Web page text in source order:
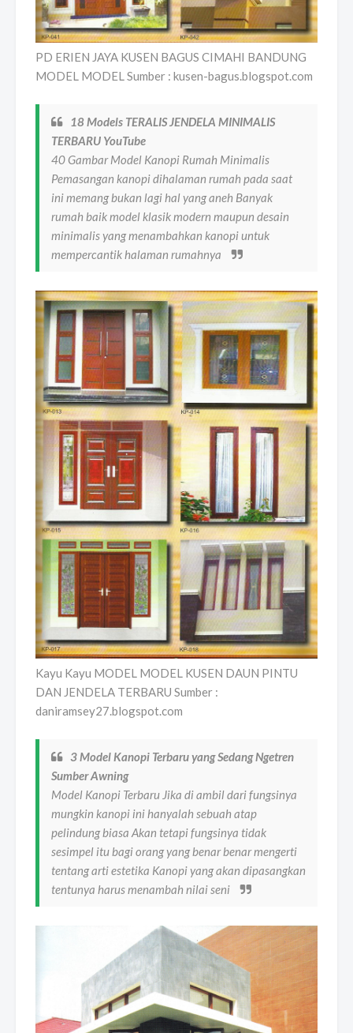
PD ERIEN JAYA KUSEN BAGUS CIMAHI BANDUNG
MODEL MODEL Sumber : kusen-bagus.blogspot.com
18 Models TERALIS JENDELA MINIMALIS
TERBARU YouTube
40 Gambar Model Kanopi Rumah Minimalis
Pemasangan kanopi dihalaman rumah pada saat
ini memang bukan lagi hal yang aneh Banyak
rumah baik model klasik modern maupun desain
minimalis yang menambahkan kanopi untuk
mempercantik halaman rumahnya
Kayu Kayu MODEL MODEL KUSEN DAUN PINTU
DAN JENDELA TERBARU Sumber :
daniramsey27.blogspot.com
3 Model Kanopi Terbaru yang Sedang Ngetren
Sumber Awning
Model Kanopi Terbaru Jika di ambil dari fungsinya
mungkin kanopi ini hanyalah sebuah atap
pelindung biasa Akan tetapi fungsinya tidak
sesimpel itu bagi orang yang benar benar mengerti
tentang arti estetika Kanopi yang akan dipasangkan
tentunya harus menambah nilai seni